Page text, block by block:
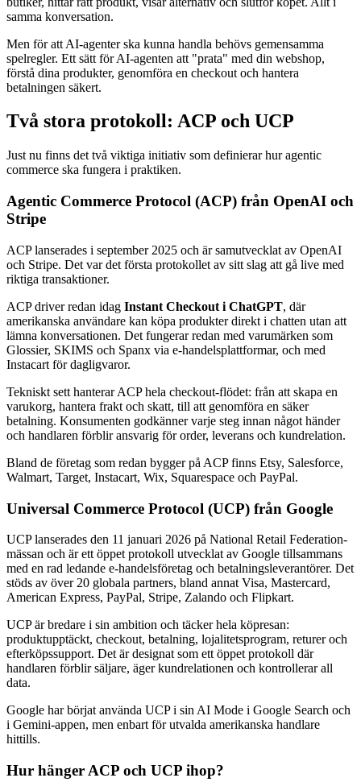
samma konversation.
Men för att AI-agenter ska kunna handla behövs gemensamma
spelregler. Ett sätt för AI-agenten att "prata" med din webshop,
förstå dina produkter, genomföra en checkout och hantera
betalningen säkert.
Två stora protokoll: ACP och UCP
Just nu finns det två viktiga initiativ som definierar hur agentic
commerce ska fungera i praktiken.
Agentic Commerce Protocol (ACP) från OpenAI och
Stripe
ACP lanserades i september 2025 och är samutvecklat av OpenAI
och Stripe. Det var det första protokollet av sitt slag att gå live med
riktiga transaktioner.
ACP driver redan idag Instant Checkout i ChatGPT, där
amerikanska användare kan köpa produkter direkt i chatten utan att
lämna konversationen. Det fungerar redan med varumärken som
Glossier, SKIMS och Spanx via e-handelsplattformar, och med
Instacart för dagligvaror.
Tekniskt sett hanterar ACP hela checkout-flödet: från att skapa en
varukorg, hantera frakt och skatt, till att genomföra en säker
betalning. Konsumenten godkänner varje steg innan något händer
och handlaren förblir ansvarig för order, leverans och kundrelation.
Bland de företag som redan bygger på ACP finns Etsy, Salesforce,
Walmart, Target, Instacart, Wix, Squarespace och PayPal.
Universal Commerce Protocol (UCP) från Google
UCP lanserades den 11 januari 2026 på National Retail Federation-
mässan och är ett öppet protokoll utvecklat av Google tillsammans
med en rad ledande e-handelsföretag och betalningsleverantörer. Det
stöds av över 20 globala partners, bland annat Visa, Mastercard,
American Express, PayPal, Stripe, Zalando och Flipkart.
UCP är bredare i sin ambition och täcker hela köpresan:
produktupptäckt, checkout, betalning, lojalitetsprogram, returer och
efterköpssupport. Det är designat som ett öppet protokoll där
handlaren förblir säljare, äger kundrelationen och kontrollerar all
data.
Google har börjat använda UCP i sin AI Mode i Google Search och
i Gemini-appen, men enbart för utvalda amerikanska handlare
hittills.
Hur hänger ACP och UCP ihop?